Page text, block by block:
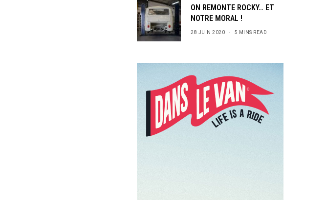
ON REMONTE ROCKY… ET
NOTRE MORAL !
28 JUIN 2020 5 MINS READ